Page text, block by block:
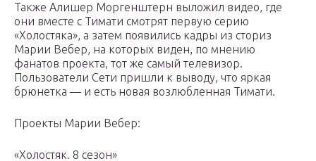
Также Алишер Моргенштерн выложил видео, где
они вместе с Тимати смотрят первую серию
«Холостяка», а затем появились кадры из сториз
Марии Вебер, на которых виден, по мнению
фанатов проекта, тот же самый телевизор.
Пользователи Сети пришли к выводу, что яркая
брюнетка — и есть новая возлюбленная Тимати.
Проекты Марии Вебер:
«Холостяк. 8 сезон»